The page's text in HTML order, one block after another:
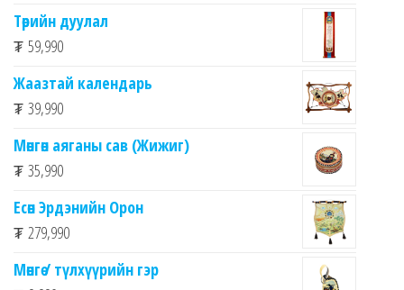
Төрийн дуулал
₮ 59,990
Жаазтай календарь
₮ 39,990
Мөнгөн аяганы сав (Жижиг)
₮ 35,990
Есөн Эрдэнийн Орон
₮ 279,990
Мөнгө / түлхүүрийн гэр